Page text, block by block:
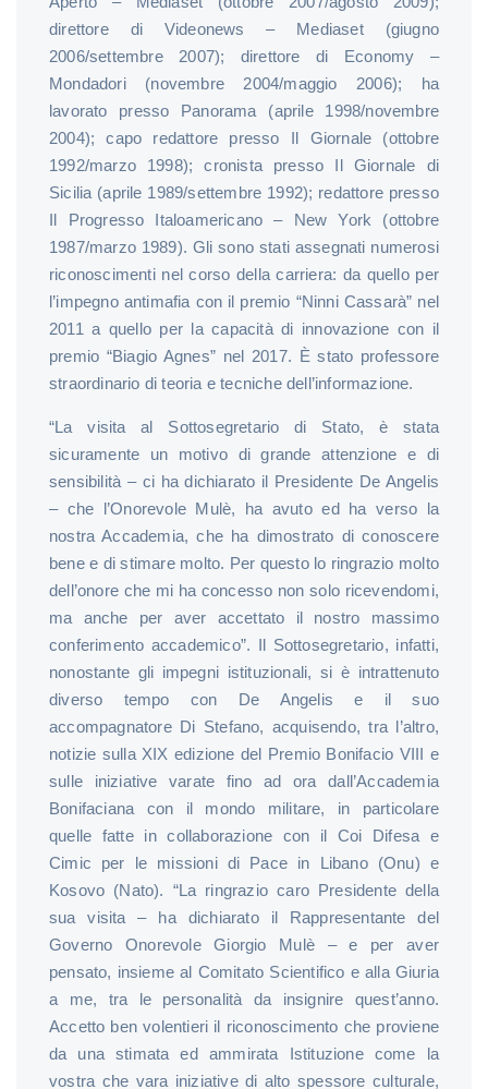
direttore di Videonews – Mediaset (giugno
2006/settembre 2007); direttore di Economy –
Mondadori (novembre 2004/maggio 2006); ha
lavorato presso Panorama (aprile 1998/novembre
2004); capo redattore presso Il Giornale (ottobre
1992/marzo 1998); cronista presso Il Giornale di
Sicilia (aprile 1989/settembre 1992); redattore presso
Il Progresso Italoamericano – New York (ottobre
1987/marzo 1989). Gli sono stati assegnati numerosi
riconoscimenti nel corso della carriera: da quello per
l’impegno antimafia con il premio “Ninni Cassarà” nel
2011 a quello per la capacità di innovazione con il
premio “Biagio Agnes” nel 2017. È stato professore
straordinario di teoria e tecniche dell’informazione.
“La visita al Sottosegretario di Stato, è stata
sicuramente un motivo di grande attenzione e di
sensibilità – ci ha dichiarato il Presidente De Angelis
– che l’Onorevole Mulè, ha avuto ed ha verso la
nostra Accademia, che ha dimostrato di conoscere
bene e di stimare molto. Per questo lo ringrazio molto
dell’onore che mi ha concesso non solo ricevendomi,
ma anche per aver accettato il nostro massimo
conferimento accademico”. Il Sottosegretario, infatti,
nonostante gli impegni istituzionali, si è intrattenuto
diverso tempo con De Angelis e il suo
accompagnatore Di Stefano, acquisendo, tra l’altro,
notizie sulla XIX edizione del Premio Bonifacio VIII e
sulle iniziative varate fino ad ora dall’Accademia
Bonifaciana con il mondo militare, in particolare
quelle fatte in collaborazione con il Coi Difesa e
Cimic per le missioni di Pace in Libano (Onu) e
Kosovo (Nato). “La ringrazio caro Presidente della
sua visita – ha dichiarato il Rappresentante del
Governo Onorevole Giorgio Mulè – e per aver
pensato, insieme al Comitato Scientifico e alla Giuria
a me, tra le personalità da insignire quest’anno.
Accetto ben volentieri il riconoscimento che proviene
da una stimata ed ammirata Istituzione come la
vostra che vara iniziative di alto spessore culturale,